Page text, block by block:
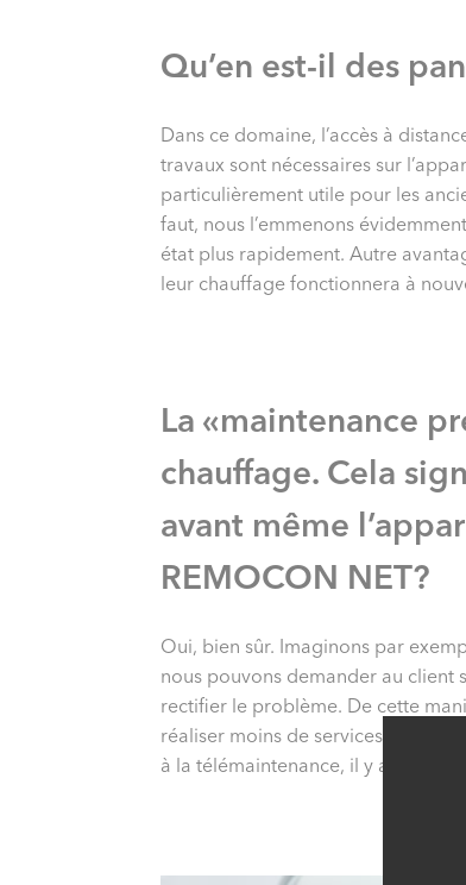
Qu’en est-il des
Dans ce domaine, l’accès à
travaux sont nécessaires sur
particulièrement utile pour les
faut, nous l’emmenons
état plus rapidement. Autre
leur chauffage fonctionnera à
La «maintenance
chauffage. Cela
avant même
REMOCON NET?
Oui, bien sûr. Imaginons par
nous pouvons demander au client
rectifier le problème. De cette
réaliser moins de services de soir
à la télémaintenance, il y a bien